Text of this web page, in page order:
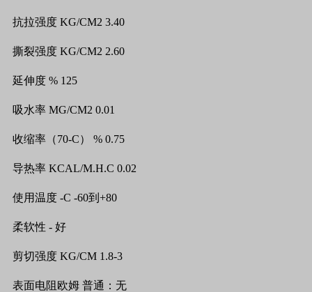
抗拉强度 KG/CM2 3.40
撕裂强度 KG/CM2 2.60
延伸度 % 125
吸水率 MG/CM2 0.01
收缩率（70-C） % 0.75
导热率 KCAL/M.H.C 0.02
使用温度 -C -60到 +80
柔软性 - 好
剪切强度 KG/CM 1.8-3
表面电阻欧姆 普通：无